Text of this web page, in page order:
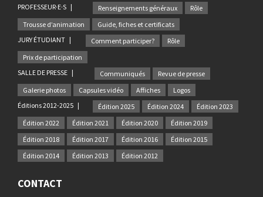
PROFESSEUR·E·S
Renseignements généraux
Rôle
Trousse d’animation
Guide, fiches et certificats
JURY ÉTUDIANT
Comment participer?
Rôle
Prix de participation
SALLE DE PRESSE
Communiqués
Revue de presse
Galerie photos
Capsules vidéo Affiches
Logos
Éditions 2012-2025
Édition 2025 Édition 2024
Édition 2023
Édition 2022
Édition 2021 Édition 2020
Édition 2019
Édition 2018
Édition 2017 Édition 2016
Édition 2015
Édition 2014
Édition 2013 Édition 2012
CONTACT